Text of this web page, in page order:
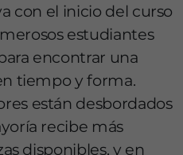
con el inicio del curso
estudiantes
encontrar una
tiempo y forma.
están desbordados
recibe más
disponibles, y en